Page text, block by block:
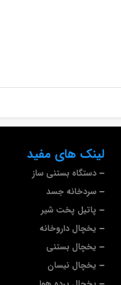
لینک های مفید
دستگاه بستنی ساز
سردخانه جسد
پاتیل پخت شیر
یخچال داروخانه
یخچال بستنی
یخچال نیسان